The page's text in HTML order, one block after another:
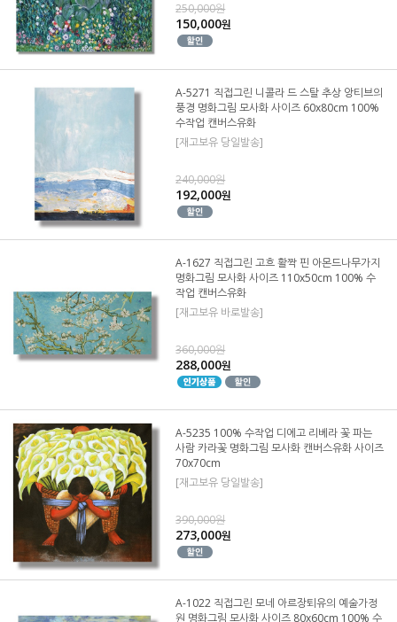
250,000원
150,000원
A-5271 직접그린 니콜라 드 스탈 추상 앙티브의
풍경 명화그림 모사화 사이즈 60x80cm 100%
수작업 캔버스유화
[재고보유 당일발송]
240,000원
192,000원
A-1627 직접그린 고흐 활짝 핀 아몬드나무가지
명화그림 모사화 사이즈 110x50cm 100% 수
작업 캔버스유화
[재고보유 바로발송]
360,000원
288,000원
A-5235 100% 수작업 디에고 리베라 꽃 파는
사람 카라꽃 명화그림 모사화 캔버스유화 사이즈
70x70cm
[재고보유 당일발송]
390,000원
273,000원
A-1022 직접그린 모네 아르장퇴유의 예술가정
원 명화그림 모사화 사이즈 80x60cm 100% 수